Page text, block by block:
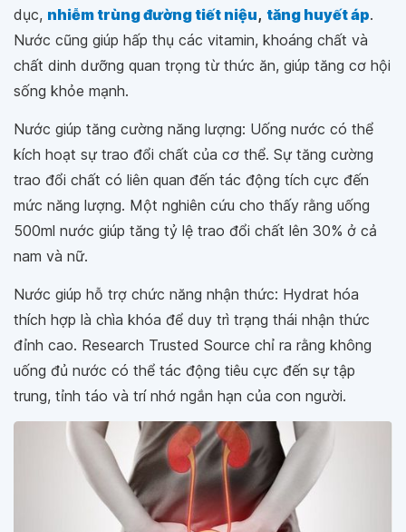
dục, nhiễm trùng đường tiết niệu, tăng huyết áp.
Nước cũng giúp hấp thụ các vitamin, khoáng chất và
chất dinh dưỡng quan trọng từ thức ăn, giúp tăng cơ hội
sống khỏe mạnh.
Nước giúp tăng cường năng lượng: Uống nước có thể
kích hoạt sự trao đổi chất của cơ thể. Sự tăng cường
trao đổi chất có liên quan đến tác động tích cực đến
mức năng lượng. Một nghiên cứu cho thấy rằng uống
500ml nước giúp tăng tỷ lệ trao đổi chất lên 30% ở cả
nam và nữ.
Nước giúp hỗ trợ chức năng nhận thức: Hydrat hóa
thích hợp là chìa khóa để duy trì trạng thái nhận thức
đỉnh cao. Research Trusted Source chỉ ra rằng không
uống đủ nước có thể tác động tiêu cực đến sự tập
trung, tỉnh táo và trí nhớ ngắn hạn của con người.